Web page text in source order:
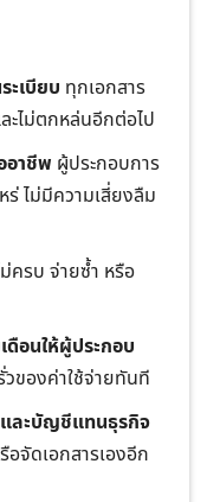
ะเบียบ ทุกเอกสาร
ะไม่ตกหล่นอีกต่อไป
อาชีพ ผู้ประกอบการ
ร่ ไม่มีความเสี่ยงลืม
ครบ จ่ายซ้ำ หรือ
ดือนให้ผู้ประกอบ
วของค่าใช้จ่ายทันที
และบัญชีแทนธุรกิจ
อจัดเอกสารเองอีก